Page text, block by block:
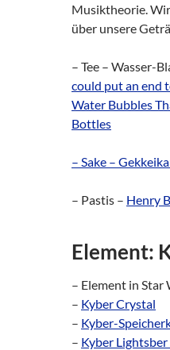
Musiktheorie.
über unsere
– Tee – Wasser-
could put an end
Water Bubbles
Bottles
– Sake –
– Pastis – Henry
Element:
– Element in Star
– Kyber Crystal
– Kyber-
– Kyber